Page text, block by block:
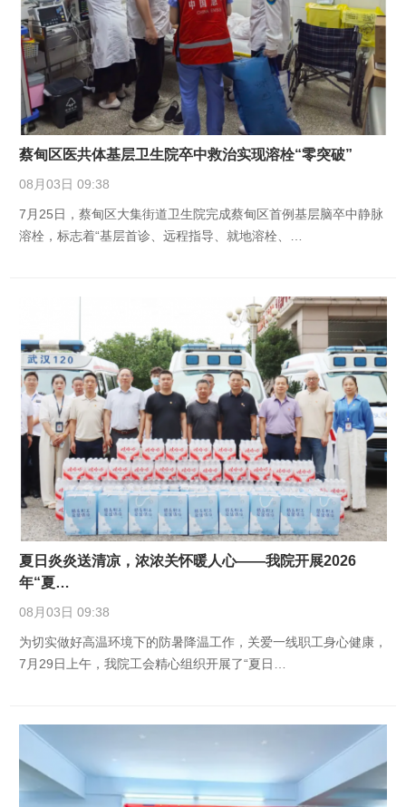
蔡甸区医共体基层卫生院卒中救治实现溶栓“零突破”
08月03日 09:38
7月25日，蔡甸区大集街道卫生院完成蔡甸区首例基层脑卒中静脉
溶栓，标志着“基层首诊、远程指导、就地溶栓、…
夏日炎炎送清凉，浓浓关怀暖人心——我院开展2026
年“夏…
08月03日 09:38
为切实做好高温环境下的防暑降温工作，关爱一线职工身心健康，
7月29日上午，我院工会精心组织开展了“夏日…